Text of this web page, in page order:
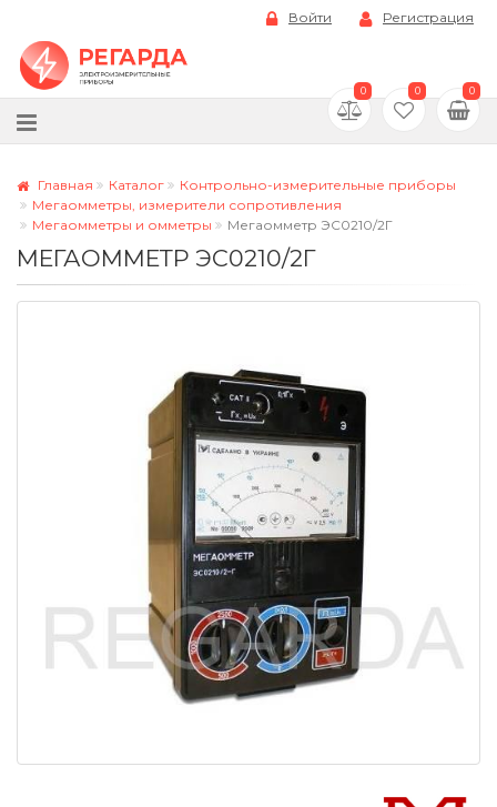
Войти Регистрация
0 0 0
Главная Каталог
Контрольно-измерительные приборы
Мегаомметры, измерители сопротивления
Мегаомметры и омметры
Мегаомметр ЭС0210/2Г
МЕГАОММЕТР ЭС0210/2Г